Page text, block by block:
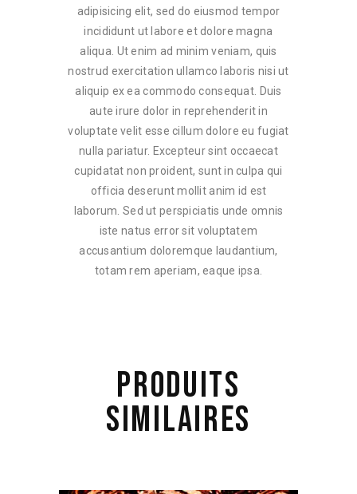
adipisicing elit, sed do eiusmod tempor
incididunt ut labore et dolore magna
aliqua. Ut enim ad minim veniam, quis
nostrud exercitation ullamco laboris nisi ut
aliquip ex ea commodo consequat. Duis
aute irure dolor in reprehenderit in
voluptate velit esse cillum dolore eu fugiat
nulla pariatur. Excepteur sint occaecat
cupidatat non proident, sunt in culpa qui
officia deserunt mollit anim id est
laborum. Sed ut perspiciatis unde omnis
iste natus error sit voluptatem
accusantium doloremque laudantium,
totam rem aperiam, eaque ipsa.
PRODUITS
SIMILAIRES